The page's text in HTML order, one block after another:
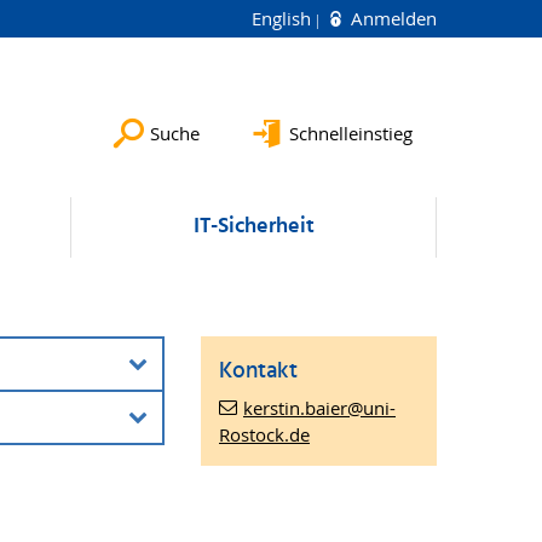
English Anmelden
Suche Schnelleinstieg
IT-Sicherheit
Kontakt
kerstin.baier@uni-
Rostock.de